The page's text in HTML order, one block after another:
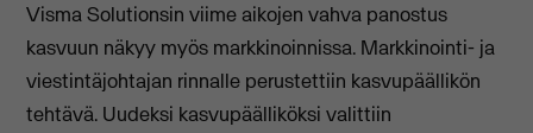
Visma Solutionsin viime aikojen vahva panostus
kasvuun näkyy myös markkinoinnissa. Markkinointi- ja
viestintäjohtajan rinnalle perustettiin kasvupäällikön
tehtävä. Uudeksi kasvupäälliköksi valittiin